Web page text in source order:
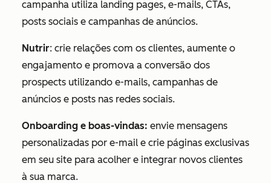
campanha utiliza landing pages, e-mails, CTAs,
posts sociais e campanhas de anúncios.
Nutrir: crie relações com os clientes, aumente o
engajamento e promova a conversão dos
prospects utilizando e-mails, campanhas de
anúncios e posts nas redes sociais.
Onboarding e boas-vindas: envie mensagens
personalizadas por e-mail e crie páginas exclusivas
em seu site para acolher e integrar novos clientes
à sua marca.